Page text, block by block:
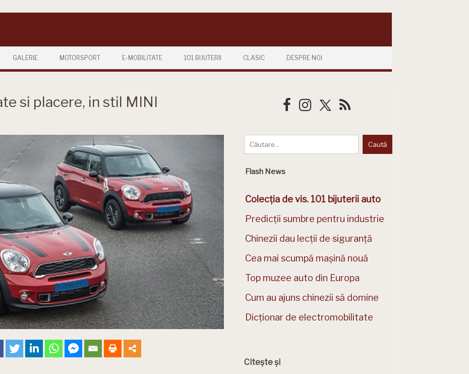
GALERIE MOTORSPORT E-MOBILITATE 101 BIJUTERII CLASIC DESPRE NOI
si placere, in stil MINI
Flash News
Colecția de vis. 101 bijuterii auto
Predicții sumbre pentru industrie
Chinezii dau lecții de siguranță
Cea mai scumpă mașină nouă
Top muzee auto din Europa
Cum au ajuns chinezii să domine
Dicționar de electromobilitate
Citește și